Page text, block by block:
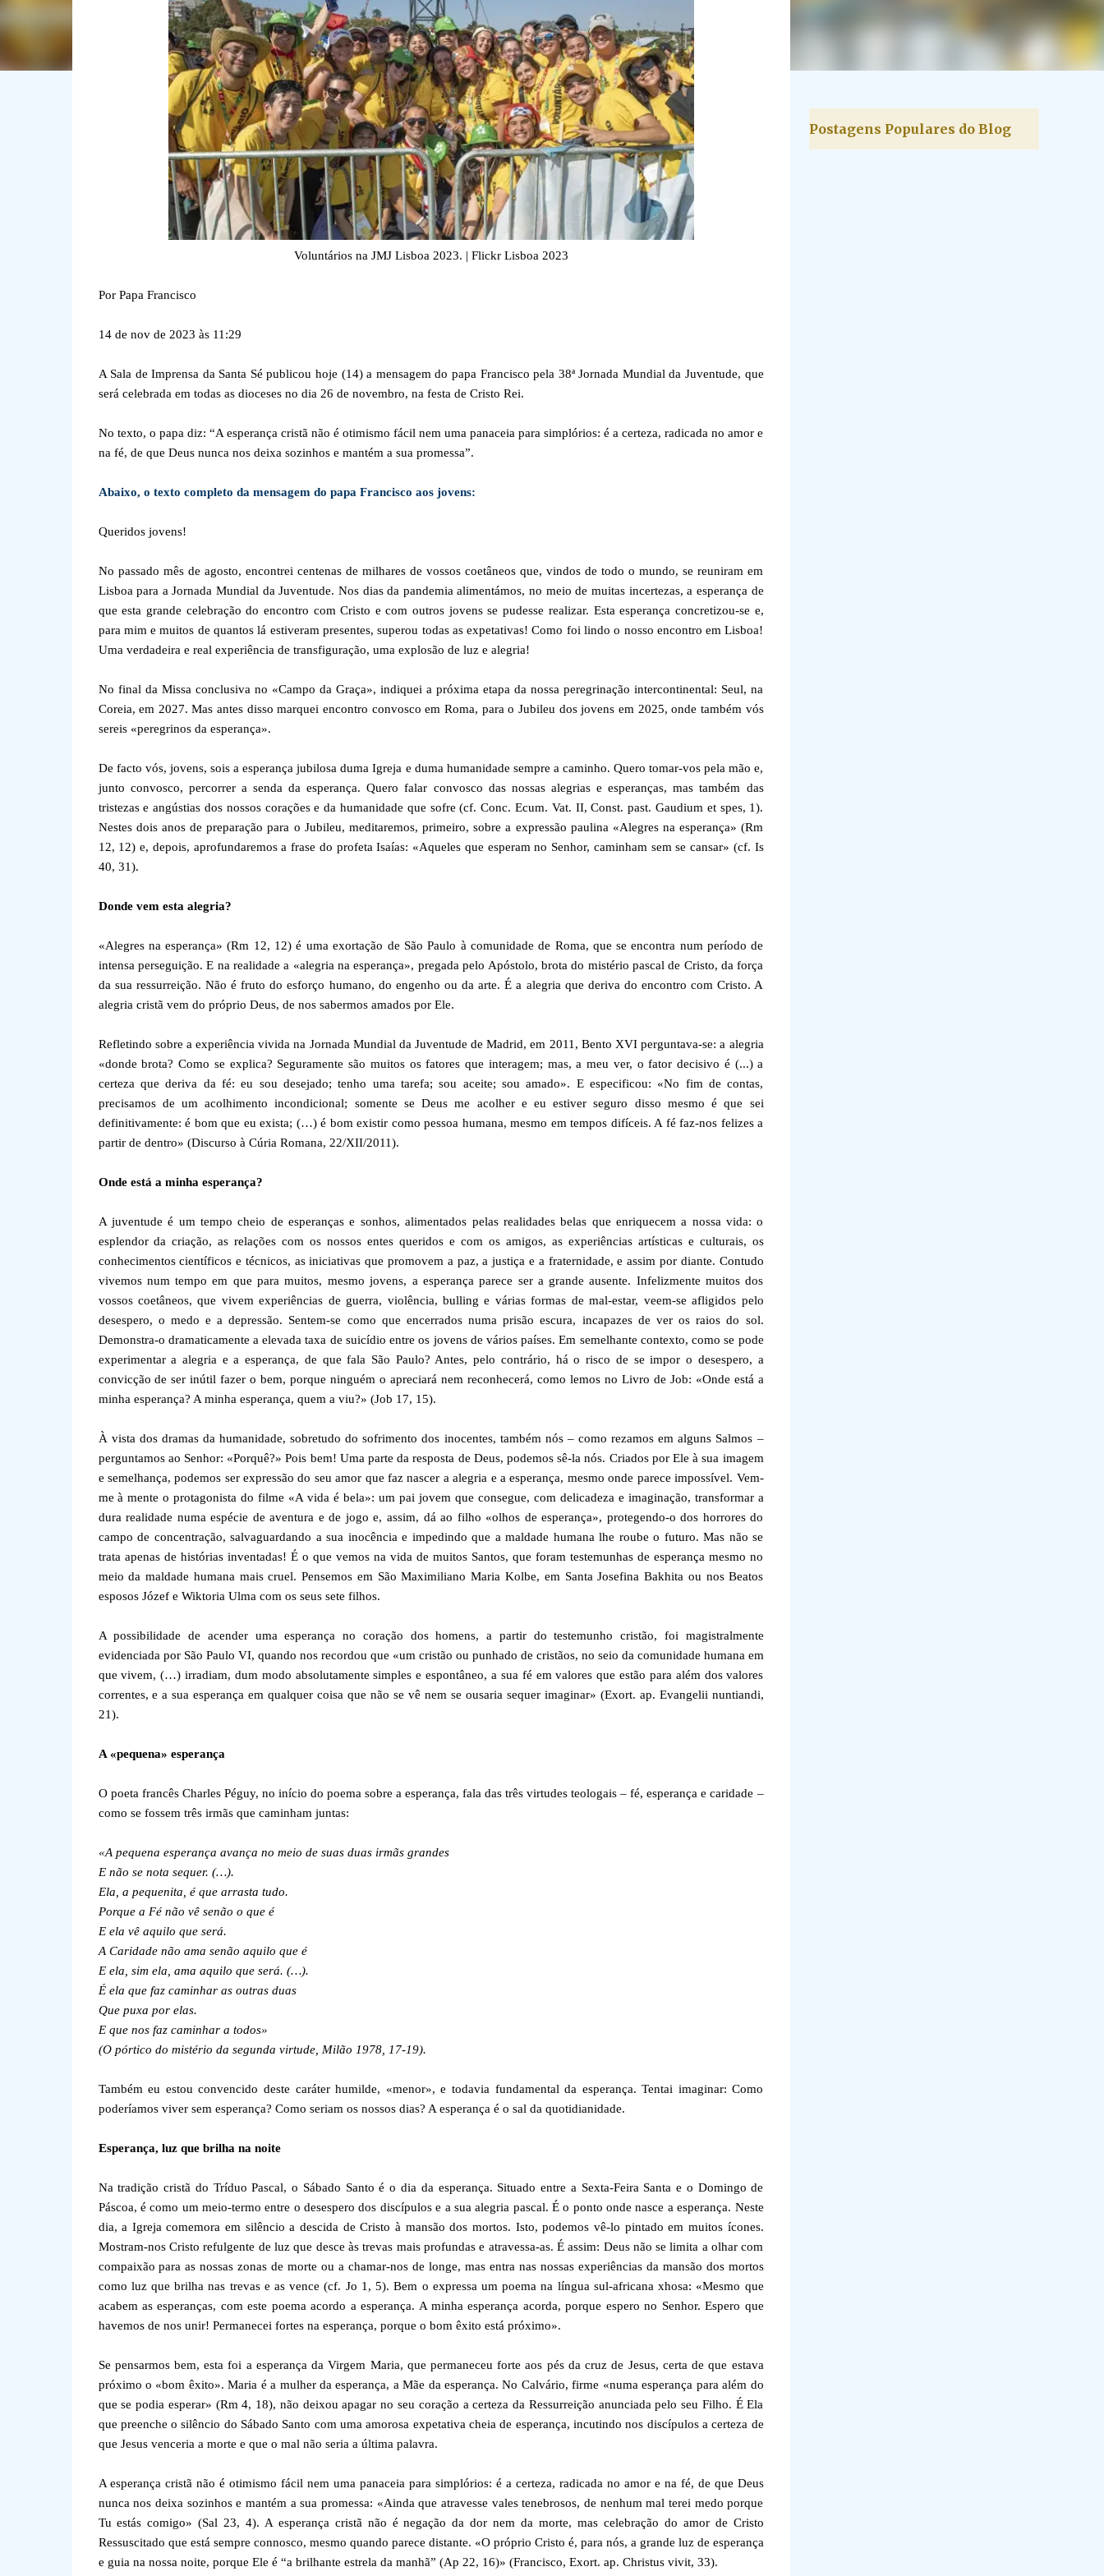
Voluntários na JMJ Lisboa 2023. | Flickr Lisboa 2023
Por Papa Francisco
14 de nov de 2023 às 11:29
A Sala de Imprensa da Santa Sé publicou hoje (14) a mensagem do papa Francisco pela 38ª Jornada Mundial da Juventude, que
será celebrada em todas as dioceses no dia 26 de novembro, na festa de Cristo Rei.
No texto, o papa diz: “A esperança cristã não é otimismo fácil nem uma panaceia para simplórios: é a certeza, radicada no amor e
na fé, de que Deus nunca nos deixa sozinhos e mantém a sua promessa”.
Abaixo, o texto completo da mensagem do papa Francisco aos jovens:
Queridos jovens!
No passado mês de agosto, encontrei centenas de milhares de vossos coetâneos que, vindos de todo o mundo, se reuniram em
Lisboa para a Jornada Mundial da Juventude. Nos dias da pandemia alimentámos, no meio de muitas incertezas, a esperança de
que esta grande celebração do encontro com Cristo e com outros jovens se pudesse realizar. Esta esperança concretizou-se e,
para mim e muitos de quantos lá estiveram presentes, superou todas as expetativas! Como foi lindo o nosso encontro em Lisboa!
Uma verdadeira e real experiência de transfiguração, uma explosão de luz e alegria!
No final da Missa conclusiva no «Campo da Graça», indiquei a próxima etapa da nossa peregrinação intercontinental: Seul, na
Coreia, em 2027. Mas antes disso marquei encontro convosco em Roma, para o Jubileu dos jovens em 2025, onde também vós
sereis «peregrinos da esperança».
De facto vós, jovens, sois a esperança jubilosa duma Igreja e duma humanidade sempre a caminho. Quero tomar-vos pela mão e,
junto convosco, percorrer a senda da esperança. Quero falar convosco das nossas alegrias e esperanças, mas também das
tristezas e angústias dos nossos corações e da humanidade que sofre (cf. Conc. Ecum. Vat. II, Const. past. Gaudium et spes, 1).
Nestes dois anos de preparação para o Jubileu, meditaremos, primeiro, sobre a expressão paulina «Alegres na esperança» (Rm
12, 12) e, depois, aprofundaremos a frase do profeta Isaías: «Aqueles que esperam no Senhor, caminham sem se cansar» (cf. Is
40, 31).
Donde vem esta alegria?
«Alegres na esperança» (Rm 12, 12) é uma exortação de São Paulo à comunidade de Roma, que se encontra num período de
intensa perseguição. E na realidade a «alegria na esperança», pregada pelo Apóstolo, brota do mistério pascal de Cristo, da força
da sua ressurreição. Não é fruto do esforço humano, do engenho ou da arte. É a alegria que deriva do encontro com Cristo. A
alegria cristã vem do próprio Deus, de nos sabermos amados por Ele.
Refletindo sobre a experiência vivida na Jornada Mundial da Juventude de Madrid, em 2011, Bento XVI perguntava-se: a alegria
«donde brota? Como se explica? Seguramente são muitos os fatores que interagem; mas, a meu ver, o fator decisivo é (...) a
certeza que deriva da fé: eu sou desejado; tenho uma tarefa; sou aceite; sou amado». E especificou: «No fim de contas,
precisamos de um acolhimento incondicional; somente se Deus me acolher e eu estiver seguro disso mesmo é que sei
definitivamente: é bom que eu exista; (…) é bom existir como pessoa humana, mesmo em tempos difíceis. A fé faz-nos felizes a
partir de dentro» (Discurso à Cúria Romana, 22/XII/2011).
Onde está a minha esperança?
A juventude é um tempo cheio de esperanças e sonhos, alimentados pelas realidades belas que enriquecem a nossa vida: o
esplendor da criação, as relações com os nossos entes queridos e com os amigos, as experiências artísticas e culturais, os
conhecimentos científicos e técnicos, as iniciativas que promovem a paz, a justiça e a fraternidade, e assim por diante. Contudo
vivemos num tempo em que para muitos, mesmo jovens, a esperança parece ser a grande ausente. Infelizmente muitos dos
vossos coetâneos, que vivem experiências de guerra, violência, bulling e várias formas de mal-estar, veem-se afligidos pelo
desespero, o medo e a depressão. Sentem-se como que encerrados numa prisão escura, incapazes de ver os raios do sol.
Demonstra-o dramaticamente a elevada taxa de suicídio entre os jovens de vários países. Em semelhante contexto, como se pode
experimentar a alegria e a esperança, de que fala São Paulo? Antes, pelo contrário, há o risco de se impor o desespero, a
convicção de ser inútil fazer o bem, porque ninguém o apreciará nem reconhecerá, como lemos no Livro de Job: «Onde está a
minha esperança? A minha esperança, quem a viu?» (Job 17, 15).
À vista dos dramas da humanidade, sobretudo do sofrimento dos inocentes, também nós – como rezamos em alguns Salmos –
perguntamos ao Senhor: «Porquê?» Pois bem! Uma parte da resposta de Deus, podemos sê-la nós. Criados por Ele à sua imagem
e semelhança, podemos ser expressão do seu amor que faz nascer a alegria e a esperança, mesmo onde parece impossível. Vem-
me à mente o protagonista do filme «A vida é bela»: um pai jovem que consegue, com delicadeza e imaginação, transformar a
dura realidade numa espécie de aventura e de jogo e, assim, dá ao filho «olhos de esperança», protegendo-o dos horrores do
campo de concentração, salvaguardando a sua inocência e impedindo que a maldade humana lhe roube o futuro. Mas não se
trata apenas de histórias inventadas! É o que vemos na vida de muitos Santos, que foram testemunhas de esperança mesmo no
meio da maldade humana mais cruel. Pensemos em São Maximiliano Maria Kolbe, em Santa Josefina Bakhita ou nos Beatos
esposos Józef e Wiktoria Ulma com os seus sete filhos.
A possibilidade de acender uma esperança no coração dos homens, a partir do testemunho cristão, foi magistralmente
evidenciada por São Paulo VI, quando nos recordou que «um cristão ou punhado de cristãos, no seio da comunidade humana em
que vivem, (…) irradiam, dum modo absolutamente simples e espontâneo, a sua fé em valores que estão para além dos valores
correntes, e a sua esperança em qualquer coisa que não se vê nem se ousaria sequer imaginar» (Exort. ap. Evangelii nuntiandi,
21).
A «pequena» esperança
O poeta francês Charles Péguy, no início do poema sobre a esperança, fala das três virtudes teologais – fé, esperança e caridade –
como se fossem três irmãs que caminham juntas:
«A pequena esperança avança no meio de suas duas irmãs grandes
E não se nota sequer. (…).
Ela, a pequenita, é que arrasta tudo.
Porque a Fé não vê senão o que é
E ela vê aquilo que será.
A Caridade não ama senão aquilo que é
E ela, sim ela, ama aquilo que será. (…).
É ela que faz caminhar as outras duas
Que puxa por elas.
E que nos faz caminhar a todos»
(O pórtico do mistério da segunda virtude, Milão 1978, 17-19).
Também eu estou convencido deste caráter humilde, «menor», e todavia fundamental da esperança. Tentai imaginar: Como
poderíamos viver sem esperança? Como seriam os nossos dias? A esperança é o sal da quotidianidade.
Esperança, luz que brilha na noite
Na tradição cristã do Tríduo Pascal, o Sábado Santo é o dia da esperança. Situado entre a Sexta-Feira Santa e o Domingo de
Páscoa, é como um meio-termo entre o desespero dos discípulos e a sua alegria pascal. É o ponto onde nasce a esperança. Neste
dia, a Igreja comemora em silêncio a descida de Cristo à mansão dos mortos. Isto, podemos vê-lo pintado em muitos ícones.
Mostram-nos Cristo refulgente de luz que desce às trevas mais profundas e atravessa-as. É assim: Deus não se limita a olhar com
compaixão para as nossas zonas de morte ou a chamar-nos de longe, mas entra nas nossas experiências da mansão dos mortos
como luz que brilha nas trevas e as vence (cf. Jo 1, 5). Bem o expressa um poema na língua sul-africana xhosa: «Mesmo que
acabem as esperanças, com este poema acordo a esperança. A minha esperança acorda, porque espero no Senhor. Espero que
havemos de nos unir! Permanecei fortes na esperança, porque o bom êxito está próximo».
Se pensarmos bem, esta foi a esperança da Virgem Maria, que permaneceu forte aos pés da cruz de Jesus, certa de que estava
próximo o «bom êxito». Maria é a mulher da esperança, a Mãe da esperança. No Calvário, firme «numa esperança para além do
que se podia esperar» (Rm 4, 18), não deixou apagar no seu coração a certeza da Ressurreição anunciada pelo seu Filho. É Ela
que preenche o silêncio do Sábado Santo com uma amorosa expetativa cheia de esperança, incutindo nos discípulos a certeza de
que Jesus venceria a morte e que o mal não seria a última palavra.
A esperança cristã não é otimismo fácil nem uma panaceia para simplórios: é a certeza, radicada no amor e na fé, de que Deus
nunca nos deixa sozinhos e mantém a sua promessa: «Ainda que atravesse vales tenebrosos, de nenhum mal terei medo porque
Tu estás comigo» (Sal 23, 4). A esperança cristã não é negação da dor nem da morte, mas celebração do amor de Cristo
Ressuscitado que está sempre connosco, mesmo quando parece distante. «O próprio Cristo é, para nós, a grande luz de esperança
e guia na nossa noite, porque Ele é “a brilhante estrela da manhã” (Ap 22, 16)» (Francisco, Exort. ap. Christus vivit, 33).
Postagens Populares do Blog